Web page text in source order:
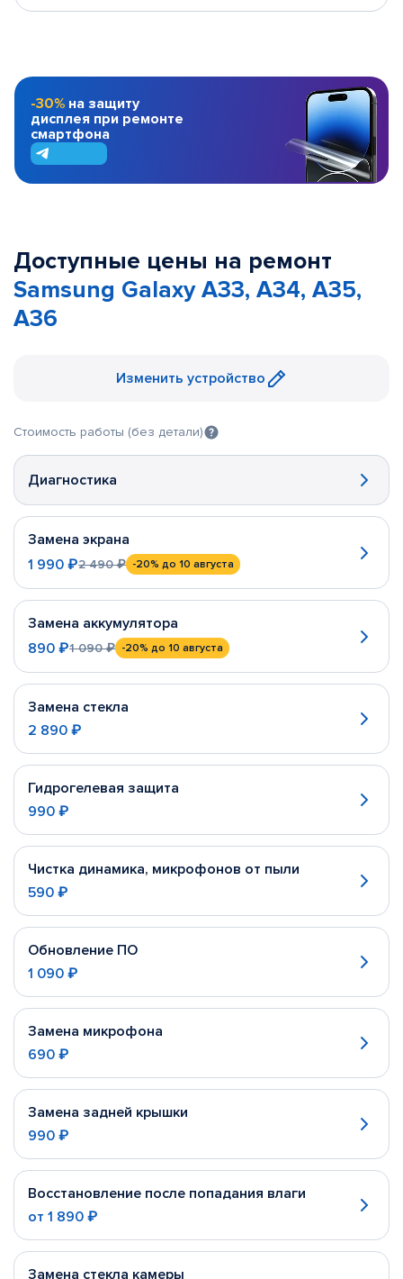
-30% на защиту
дисплея при ремонте
смартфона
Доступные цены на ремонт
Samsung Galaxy A33, A34, A35,
A36
Изменить устройство
Стоимость работы (без детали)
Диагностика
Замена экрана
1 990 ₽2 490 ₽ -20% до 10 августа
Замена аккумулятора
890 ₽1 090 ₽ -20% до 10 августа
Замена стекла
2 890 ₽
Гидрогелевая защита
990 ₽
Чистка динамика, микрофонов от пыли
590 ₽
Обновление ПО
1 090 ₽
Замена микрофона
690 ₽
Замена задней крышки
990 ₽
Восстановление после попадания влаги
от 1 890 ₽
Замена стекла камеры